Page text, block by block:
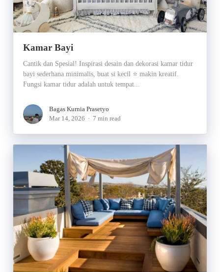
Kamar Bayi
Cantik dan Spesial! Inspirasi desain dan dekorasi kamar tidur
bayi sederhana minimalis, buat si kecil ⭐ makin kreatif.
Fungsi kamar tidur adalah untuk tempat...
Bagas Kurnia Prasetyo
Mar 14, 2026
7 min read